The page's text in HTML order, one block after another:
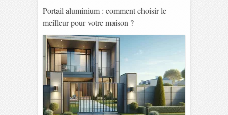
Portail aluminium : comment choisir le
meilleur pour votre maison ?